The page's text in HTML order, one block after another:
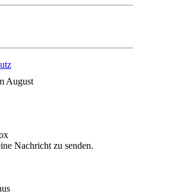
August
Nachricht zu senden.